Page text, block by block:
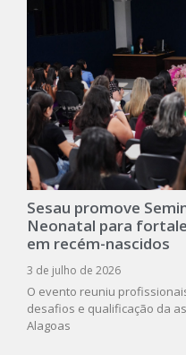
Sesau promove
Neonatal para
em recém-nascidos
3 de julho de 2026
O evento reuniu
desafios e qualificação da
Alagoas